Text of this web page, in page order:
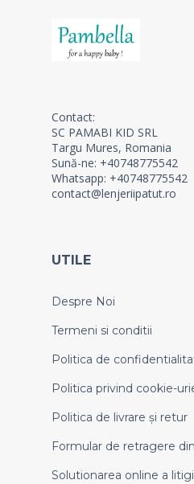
Contact:
SC PAMABI KID SRL
Targu Mures, Romania
Sună-ne: +40748775542
Whatsapp: +40748775542
contact@lenjeriipatut.ro
UTILE
Despre Noi
Termeni si conditii
Politica de
Politica privind cookie-
Politica de livrare și retur
Formular de retragere
Solutionarea online a